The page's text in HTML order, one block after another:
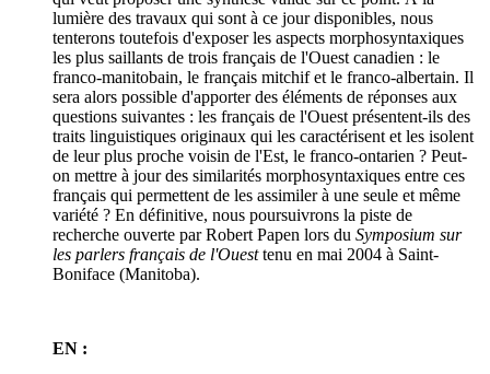
lumière des travaux qui sont à ce jour disponibles, nous
tenterons toutefois d'exposer les aspects morphosyntaxiques
les plus saillants de trois français de l'Ouest canadien : le
franco-manitobain, le français mitchif et le franco-albertain. Il
sera alors possible d'apporter des éléments de réponses aux
questions suivantes : les français de l'Ouest présentent-ils des
traits linguistiques originaux qui les caractérisent et les isolent
de leur plus proche voisin de l'Est, le franco-ontarien ? Peut-
on mettre à jour des similarités morphosyntaxiques entre ces
français qui permettent de les assimiler à une seule et même
variété ? En définitive, nous poursuivrons la piste de
recherche ouverte par Robert Papen lors du Symposium sur
les parlers français de l'Ouesttenu en mai 2004 à Saint-
Boniface (Manitoba).
EN :